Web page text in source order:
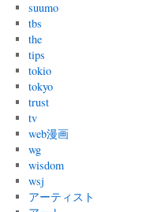
suumo
tbs
the
tips
tokio
tokyo
trust
tv
web漫画
wg
wisdom
wsj
アーティスト